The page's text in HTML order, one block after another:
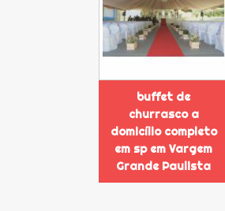
buffet de
churrasco a
domicílio completo
em sp em Vargem
Grande Paulista